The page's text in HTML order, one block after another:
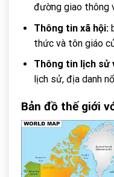
đường giao thông
Thông tin xã hội:
thức và tôn giáo
Thông tin lịch sử
lịch sử, địa danh
Bản đồ thế giới